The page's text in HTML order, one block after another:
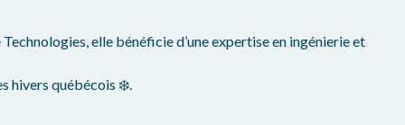
elle bénéficie d’une expertise en ingénierie et
hivers québécois ❄️.